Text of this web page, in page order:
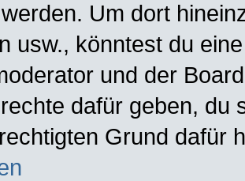
Um dort
usw., könntest du
und der
dafür geben, du
Grund dafür